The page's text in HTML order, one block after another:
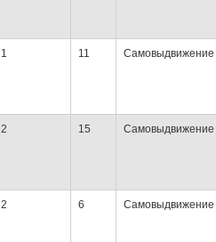
1 11 Самовыдвижение
2 15 Самовыдвижение
2 6 Самовыдвижение